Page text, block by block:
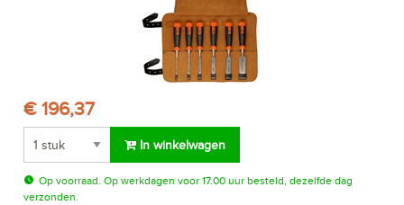
€ 196,37
In winkelwagen
Op voorraad. Op werkdagen voor 17.00 uur besteld, dezelfde dag
verzonden.